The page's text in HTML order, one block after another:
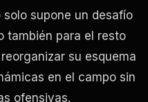
supone un desafío
también para el resto
su esquema
en el campo sin
ofensivas.